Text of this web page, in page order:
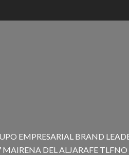
EMPRESARIAL BRAND
DEL ALJARAFE